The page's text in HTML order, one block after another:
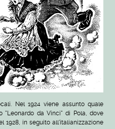
Nel 1924 viene assunto quale
"Leonardo da Vinci" di Pola, dove
1928, in seguito all'italianizzazione